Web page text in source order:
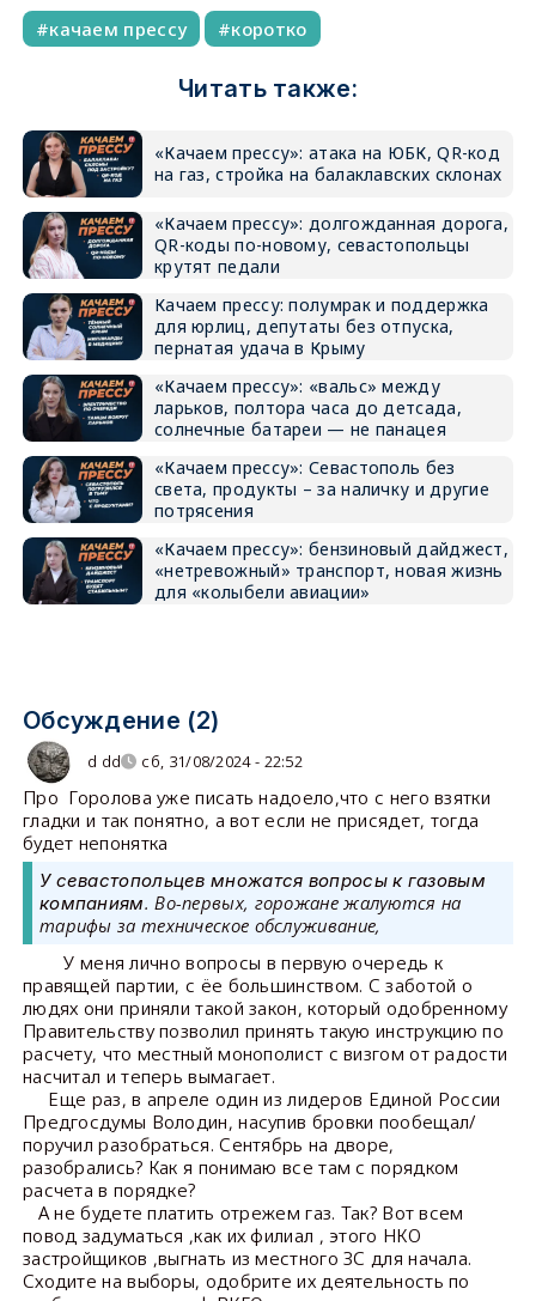
качаем прессу коротко
Читать также:
«Качаем прессу»: атака на ЮБК, QR-код
на газ, стройка на балаклавских склонах
«Качаем прессу»: долгожданная дорога,
QR-коды по-новому, севастопольцы
крутят педали
Качаем прессу: полумрак и поддержка
для юрлиц, депутаты без отпуска,
пернатая удача в Крыму
«Качаем прессу»: «вальс» между
ларьков, полтора часа до детсада,
солнечные батареи — не панацея
«Качаем прессу»: Севастополь без
света, продукты – за наличку и другие
потрясения
«Качаем прессу»: бензиновый дайджест,
«нетревожный» транспорт, новая жизнь
для «колыбели авиации»
Обсуждение (2)
d dd сб, 31/08/2024 - 22:52
Про Горолова уже писать надоело,что с него взятки
гладки и так понятно, а вот если не присядет, тогда
будет непонятка
У севастопольцев множатся вопросы к газовым
компаниям. Во-первых, горожане жалуются на
тарифы за техническое обслуживание,
У меня лично вопросы в первую очередь к
правящей партии, с ёе большинством. С заботой о
людях они приняли такой закон, который одобренному
Правительству позволил принять такую инструкцию по
расчету, что местный монополист с визгом от радости
насчитал и теперь вымагает.
Еще раз, в апреле один из лидеров Единой России
Предгосдумы Володин, насупив бровки пообещал/
поручил разобраться. Сентябрь на дворе,
разобрались? Как я понимаю все там с порядком
расчета в порядке?
А не будете платить отрежем газ. Так? Вот всем
повод задуматься ,как их филиал , этого НКО
застройщиков ,выгнать из местного ЗС для начала.
Сходите на выборы, одобрите их деятельность по